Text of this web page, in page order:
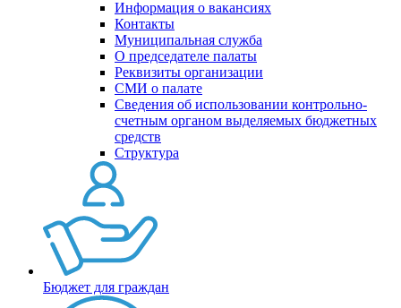
Информация о вакансиях
Контакты
Муниципальная служба
О председателе палаты
Реквизиты организации
СМИ о палате
Сведения об использовании контрольно-
счетным органом выделяемых бюджетных
средств
Структура
Бюджет для граждан